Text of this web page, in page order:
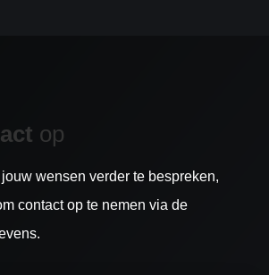
op
wensen verder te bespreken,
contact op te nemen via de